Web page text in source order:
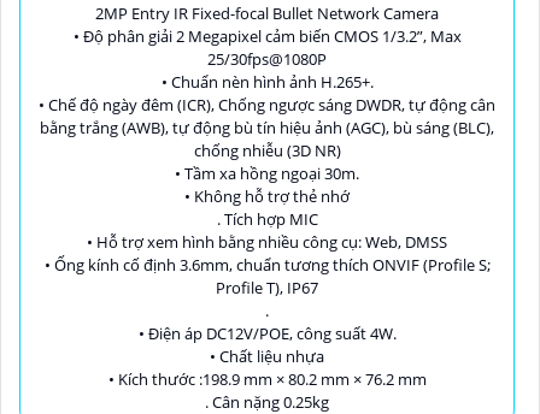
2MP Entry IR Fixed-focal Bullet Network Camera
• Độ phân giải 2 Megapixel cảm biến CMOS 1/3.2”, Max
25/30fps@1080P
• Chuẩn nèn hình ảnh H.265+.
• Chế độ ngày đêm (ICR), Chống ngược sáng DWDR, tự động cân
bằng trắng (AWB), tự động bù tín hiệu ảnh (AGC), bù sáng (BLC),
chống nhiễu (3D NR)
• Tầm xa hồng ngoại 30m.
• Không hỗ trợ thẻ nhớ
. Tích hợp MIC
• Hỗ trợ xem hình bằng nhiều công cụ: Web, DMSS
• Ống kính cố định 3.6mm, chuẩn tương thích ONVIF (Profile S;
Profile T), IP67
.
• Điện áp DC12V/POE, công suất 4W.
• Chất liệu nhựa
• Kích thước :198.9 mm × 80.2 mm × 76.2 mm
. Cân nặng 0.25kg